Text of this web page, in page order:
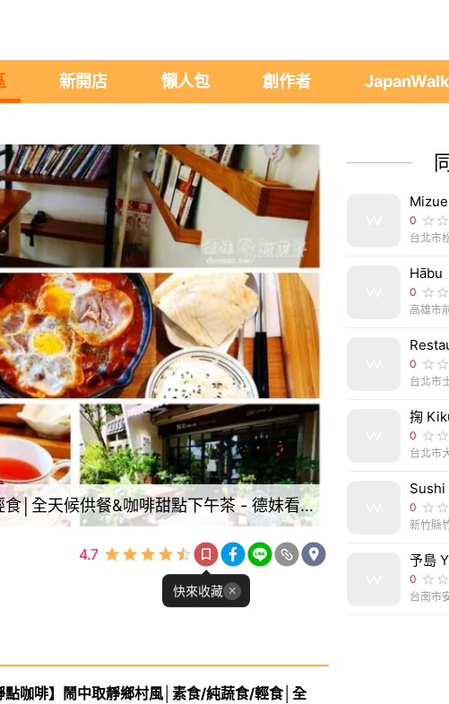
新開店 懶人包 創作者
桃園市中壢區【靜點咖啡】鬧中取靜鄉村風│素食/純蔬食/輕食│全天候供餐&咖啡甜點下午茶 - 德妹看新世界
4.7
快來收藏
點咖啡】鬧中取靜鄉村風│素食/純蔬食/輕食│全
Mizue
0
台北市
Hābu
0
高雄市
0
台北市
掬
0
台北市
Sushi
0
新竹縣
予島
0
台南市